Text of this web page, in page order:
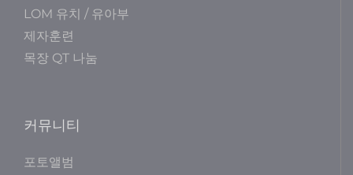
LOM 유치 / 유아부
제자훈련
목장 QT 나눔
커뮤니티
포토앨범